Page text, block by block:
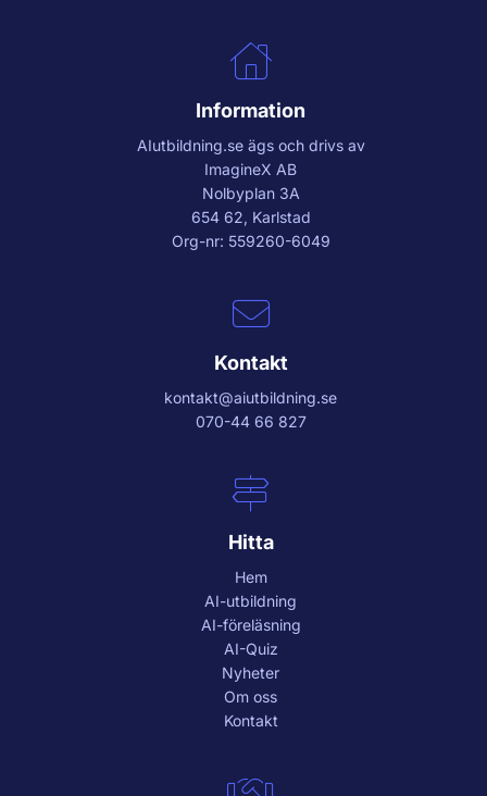
Information
AIutbildning.seägs och drivs av
ImagineX AB
Nolbyplan 3A
654 62, Karlstad
Org-nr: 559260-6049
Kontakt
kontakt@aiutbildning.se
070-44 66 827
Hitta
Hem
AI-utbildning
AI-föreläsning
AI-Quiz
Nyheter
Om oss
Kontakt